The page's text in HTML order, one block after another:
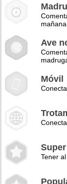
Ave
Móvil
Tener